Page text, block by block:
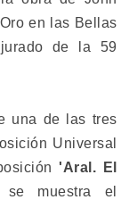
en las Bellas
de la 59
una de las tres
Universal
'Aral. El
muestra el